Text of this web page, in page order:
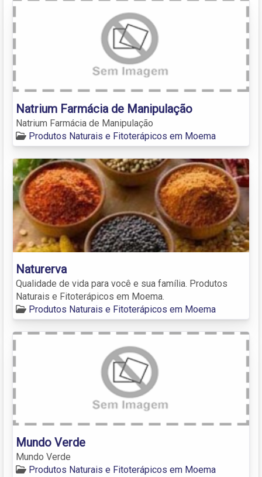
Natrium Farmácia de Manipulação
Natrium Farmácia de Manipulação
Produtos Naturais e Fitoterápicos em Moema
Naturerva
Qualidade de vida para você e sua família. Produtos
Naturais e Fitoterápicos em Moema.
Produtos Naturais e Fitoterápicos em Moema
Mundo Verde
Mundo Verde
Produtos Naturais e Fitoterápicos em Moema